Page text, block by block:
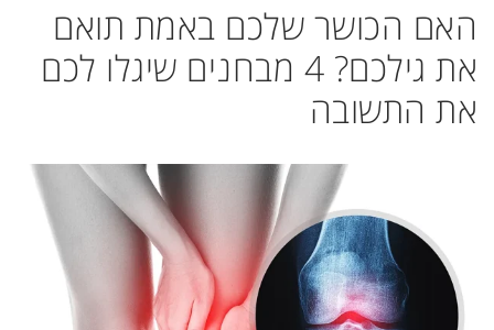
האם הכושר שלכם באמת תואם
את גילכם? 4 מבחנים שיגלו לכם
את התשובה